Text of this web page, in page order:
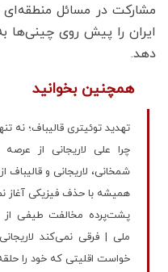
مشارکت در مسائل
ایران را پیش روی چینی‌ها
دهد.
همچنین بخوانید
تهدید توئیتری قالیباف؛ نه
چرا علی لاریجانی از
شمخانی، لاریجانی و قالیباف
همیشه با حذف فیزیکی آغاز
پشت‌پرده مخالفت طیفی از
ملی | فرقی نمی‌کند
خواست اقلیتی که خود را